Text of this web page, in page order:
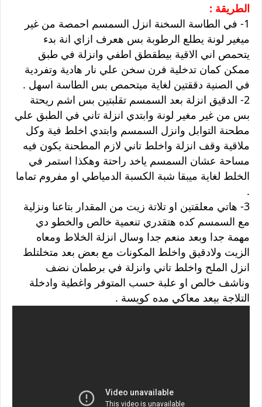
الطريقة :
1- في الطاسة السخنة انزل السمسم احمصة من غير
ميغير لونة يطلع الرطوبة بس هعرف ازاي انة بدء
يتحمص اني الاقية بيطقطق اطفي وانزلة في طبق
ممكن كمان تدخلية فرن سخن علي نار هادية وتفردية
في الصنية دققتين لغاية ميتحمص بس الطاسة اسهل .
2- الدقيق انزلة بعد السمسم تقلبتين بس اشم ريحتة
بس من غير مغير لونة وابتدي انزلة تاني في الطبق علي
مطحنة التوابل وانزل السمسم وابتدي اخلط فية وكل
ملاقية وقف انزلة واخلط تاني لازم المطحنة يكون فيه
مساحة عشان السمسم ياخد راحتة وهكذا استمر في
الخلط لغاية ميبقا شبة الكسبة الدمياطي او مفروم تماما
.
3- هاتي معلقتين او تلاتة زيت من المقدار بتاعنا ونزلية
مع السمسم كده هتقدري تنعمية خالص والخطو دي
مهمة جدا وبعد منعم جدا وسال انزلة الخلاط ومعاه
الزيت ولادقيق واخلط المكونات مع بعض بعد متخلتلط
انزل الملح واخلط تاني وانزلة في برطمان نضف
وناشف خالص او علبة حسب المتوفر واغطية وادخلة
التلاجة بيعد معاكي مده كويسة .